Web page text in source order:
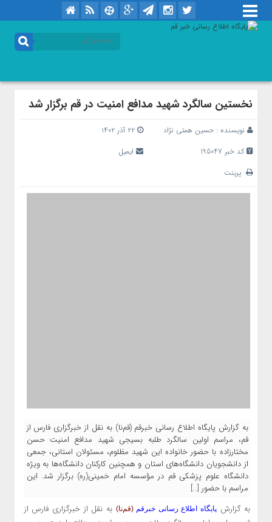
نخستین سالگرد شهید مدافع امنیت در قم برگزار شد
نویسنده : حسین همتی نژاد
۲۲ آذر ۱۴۰۲
کد خبر 195047
ایمیل
پرینت
به گزارش پایگاه اطلاع رسانی خبرقم (قم‌نا) به نقل از خبرگزاری فارس از
قم، مراسم اولین سالگرد طلبه بسیجی شهید مدافع امنیت حسن
مختارزاده با حضور خانواده این شهید مظلوم، مسئولان استانی، جمعی
از دانشجویان دانشگاه‌های استان و همچنین کارکنان دانشگاه‌ها به ویژه
دانشگاه علوم پزشکی قم در مؤسسه امام خمینی(ره) برگزار شد. این
مراسم با حضور […]
به گزارش پایگاه اطلاع رسانی خبرقم (قم‌نا) به نقل از خبرگزاری فارس از